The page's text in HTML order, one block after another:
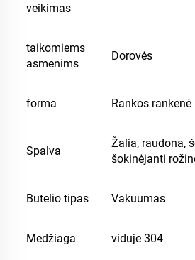
veikimas
taikomiems
asmenims
Dorovės
forma Rankos rankenė
Spalva
Žalia, raudona,
šokinėjanti
Butelio tipas Vakuumas
Medžiaga viduje 304